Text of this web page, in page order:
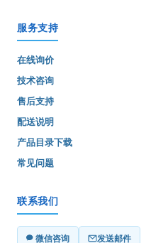
服务支持
在线询价
技术咨询
售后支持
配送说明
产品目录下载
常见问题
联系我们
微信咨询 发送邮件